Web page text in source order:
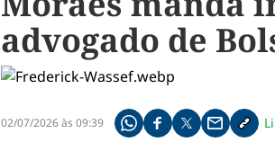
advogado de
02/07/2026 às 09:39 Compartilhe pelo
Compartilhar no
Compartilhar